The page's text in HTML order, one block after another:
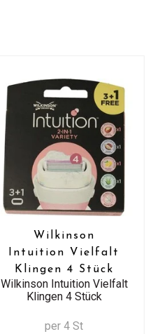
Wilkinson
Intuition Vielfalt
Klingen 4 Stück
Wilkinson Intuition Vielfalt
Klingen 4 Stück
per 4 St